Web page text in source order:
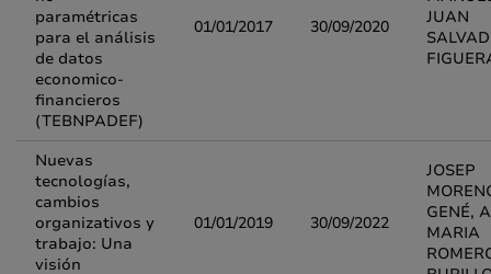
paramétricas
para el análisis
de datos
economico-
financieros
(TEBNPADEF)
01/01/2017 30/09/2020
JUAN
Nuevas
tecnologías,
cambios
organizativos y
trabajo: Una
visión
01/01/2019 30/09/2022
JOSEP
GENÉ,
MARIA